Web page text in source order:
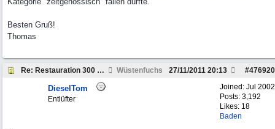
Besten Gruß!
Thomas
Re: Restauration 300 GD Wüstenfuchs #476920
27/11/2011 20:13
Joined: Jul 2002
Posts: 3,192
Likes: 18
Baden
DieselTom
Entlüfter